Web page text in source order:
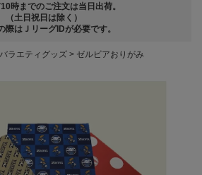
時までのご注文は当日出荷。
（土日祝日は除く）
際はＪリーグIDが必要です。
バラエティグッズ ゼルビアおりがみ